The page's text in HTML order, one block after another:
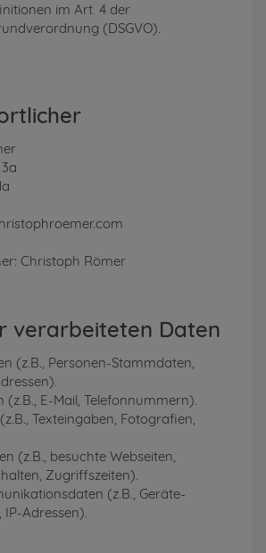
im Art. 4 der
(DSGVO).
Christoph Römer
verarbeiteten Daten
(z.B., Personen-Stammdaten,
E-Mail, Telefonnummern).
Texteingaben, Fotografien,
(z.B., besuchte Webseiten,
Zugriffszeiten).
(z.B., Geräte-
Adressen).